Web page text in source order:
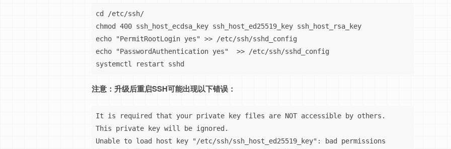
cd /etc/ssh/
chmod 400 ssh_host_ecdsa_key ssh_host_ed25519_key ssh_host_rsa_key
echo "PermitRootLogin yes" >> /etc/ssh/sshd_config
echo "PasswordAuthentication yes"  >> /etc/ssh/sshd_config
systemctl restart sshd
注意：升级后重启SSH可能出现以下错误：
It is required that your private key files are NOT accessible by others.
This private key will be ignored.
Unable to load host key "/etc/ssh/ssh_host_ed25519_key": bad permissions